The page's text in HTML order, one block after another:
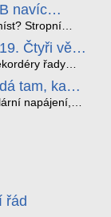
je navržen
silnicích a
městech.
navíc
Stropní
obraz ze dvou
záběru bez
Čtyři věci,
řady
vám ušetří
tam, kam
napájení,
řád